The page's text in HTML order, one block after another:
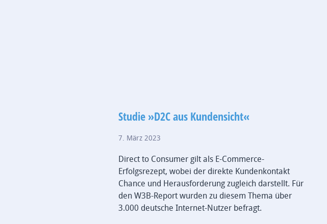
Studie »D2C aus Kundensicht«
7. März 2023
Direct to Consumer gilt als E-Commerce-
Erfolgsrezept, wobei der direkte Kundenkontakt
Chance und Herausforderung zugleich darstellt. Für
den W3B-Report wurden zu diesem Thema über
3.000 deutsche Internet-Nutzer befragt.